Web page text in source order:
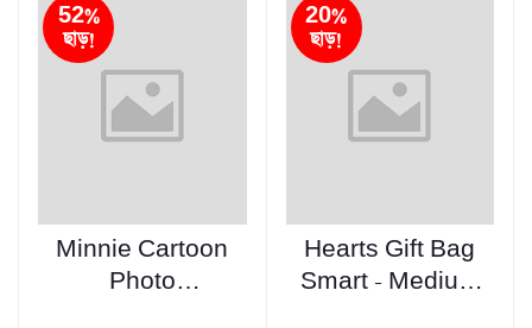
52%
ছাড়!
Minnie Cartoon
Photo
20%
ছাড়!
Hearts Gift Bag
Smart - Medium